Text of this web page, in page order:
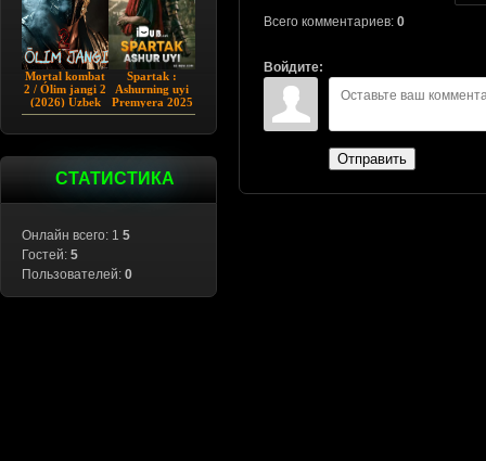
Mortal kombat
2 / Ólim jangi 2
(2026) Uzbek
tilida
Spartak :
Ashurning uyi
Premyera 2025
Barcha qismlar
СТАТИСТИКА
Онлайн всего: 1 5
Гостей: 5
Пользователей: 0
Всего комментариев: 0
Войдите:
Отправить